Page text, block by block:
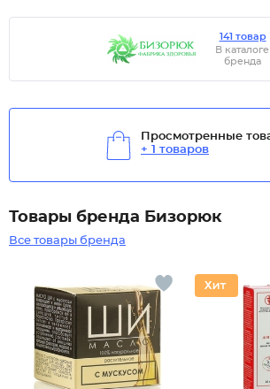
141 товар
В каталоге
бренда
Просмотренные
+ 1 товаров
Товары бренда Бизорюк
Все товары бренда